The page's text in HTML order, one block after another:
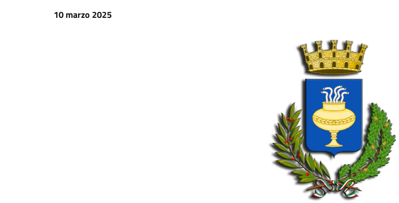
10 marzo 2025